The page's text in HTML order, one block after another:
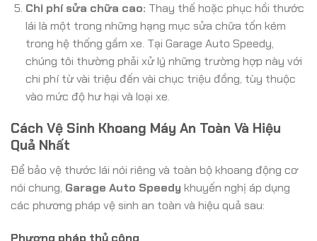
Chi phí sửa chữa cao: Thay thế hoặc phục hồi thước
lái là một trong những hạng mục sửa chữa tốn kém
trong hệ thống gầm xe. Tại Garage Auto Speedy,
chúng tôi thường phải xử lý những trường hợp này với
chi phí từ vài triệu đến vài chục triệu đồng, tùy thuộc
vào mức độ hư hại và loại xe.
Cách Vệ Sinh Khoang Máy An Toàn Và Hiệu
Quả Nhất
Để bảo vệ thước lái nói riêng và toàn bộ khoang động cơ
nói chung, Garage Auto Speedy khuyến nghị áp dụng
các phương pháp vệ sinh an toàn và hiệu quả sau:
Phương pháp thủ công